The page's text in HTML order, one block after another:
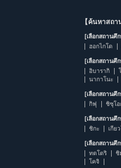
【ค้นหาสถ
[เลือกสถานศึ
ฮอกไกโด
[เลือกสถานศึ
อิบารากิ
นากาโนะ
[เลือกสถานศึ
กิฟุ
ชิซุโอ
[เลือกสถานศึ
ชิกะ
เกีย
[เลือกสถานศึ
ทตโตริ
ชิ
โคจิ